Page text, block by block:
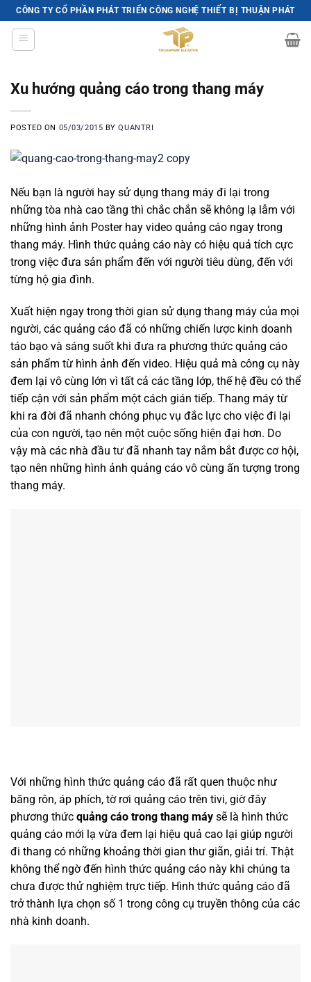
Skip
to
content
CÔNG TY CỔ PHẦN PHÁT TRIỂN CÔNG NGHỆ THIẾT BỊ THUẬN PHÁT
Xu hướng quảng cáo trong thang máy
POSTED ON 05/03/2015 BYQUANTRI
Nếu bạn là người hay sử dụng thang máy đi lại trong
những tòa nhà cao tầng thì chắc chắn sẽ không lạ lẫm với
những hình ảnh Poster hay video quảng cáo ngay trong
thang máy. Hình thức quảng cáo này có hiệu quả tích cực
trong việc đưa sản phẩm đến với người tiêu dùng, đến với
từng hộ gia đình.
Xuất hiện ngay trong thời gian sử dụng thang máy của mọi
người, các quảng cáo đã có những chiến lược kinh doanh
táo bạo và sáng suốt khi đưa ra phương thức quảng cáo
sản phẩm từ hình ảnh đến video. Hiệu quả mà công cụ này
đem lại vô cùng lớn vì tất cả các tầng lớp, thế hệ đều có thể
tiếp cận với sản phẩm một cách gián tiếp. Thang máy từ
khi ra đời đã nhanh chóng phục vụ đắc lực cho việc đi lại
của con người, tạo nên một cuộc sống hiện đại hơn. Do
vậy mà các nhà đầu tư đã nhanh tay nắm bắt được cơ hội,
tạo nên những hình ảnh quảng cáo vô cùng ấn tượng trong
thang máy.
Với những hình thức quảng cáo đã rất quen thuộc như
băng rôn, áp phích, tờ rơi quảng cáo trên tivi, giờ đây
phương thức quảng cáo trong thang máy sẽ là hình thức
quảng cáo mới lạ vừa đem lại hiệu quả cao lại giúp người
đi thang có những khoảng thời gian thư giãn, giải trí. Thật
không thể ngờ đến hình thức quảng cáo này khi chúng ta
chưa được thử nghiệm trực tiếp. Hình thức quảng cáo đã
trở thành lựa chọn số 1 trong công cụ truyền thông của các
nhà kinh doanh.